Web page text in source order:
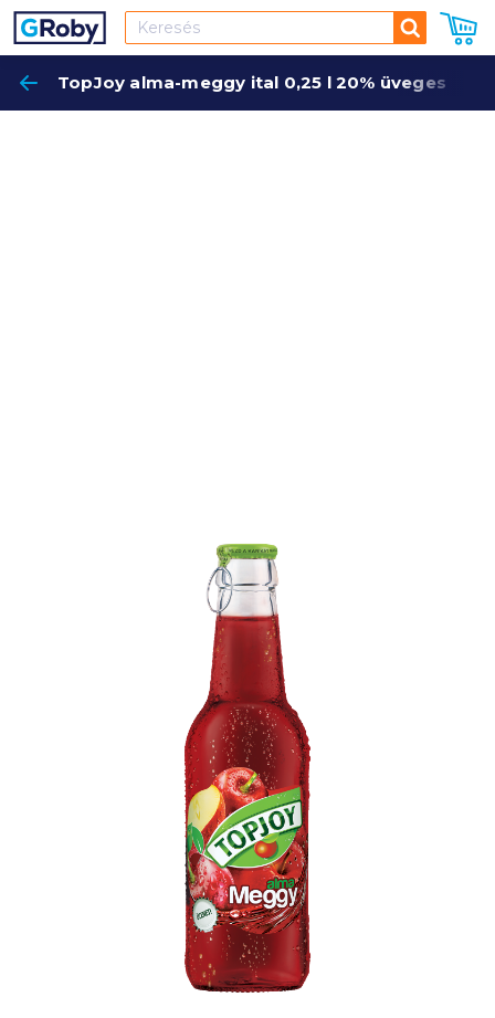
Keresés
TopJoy alma-meggy ital 0,25 l 20% üveges